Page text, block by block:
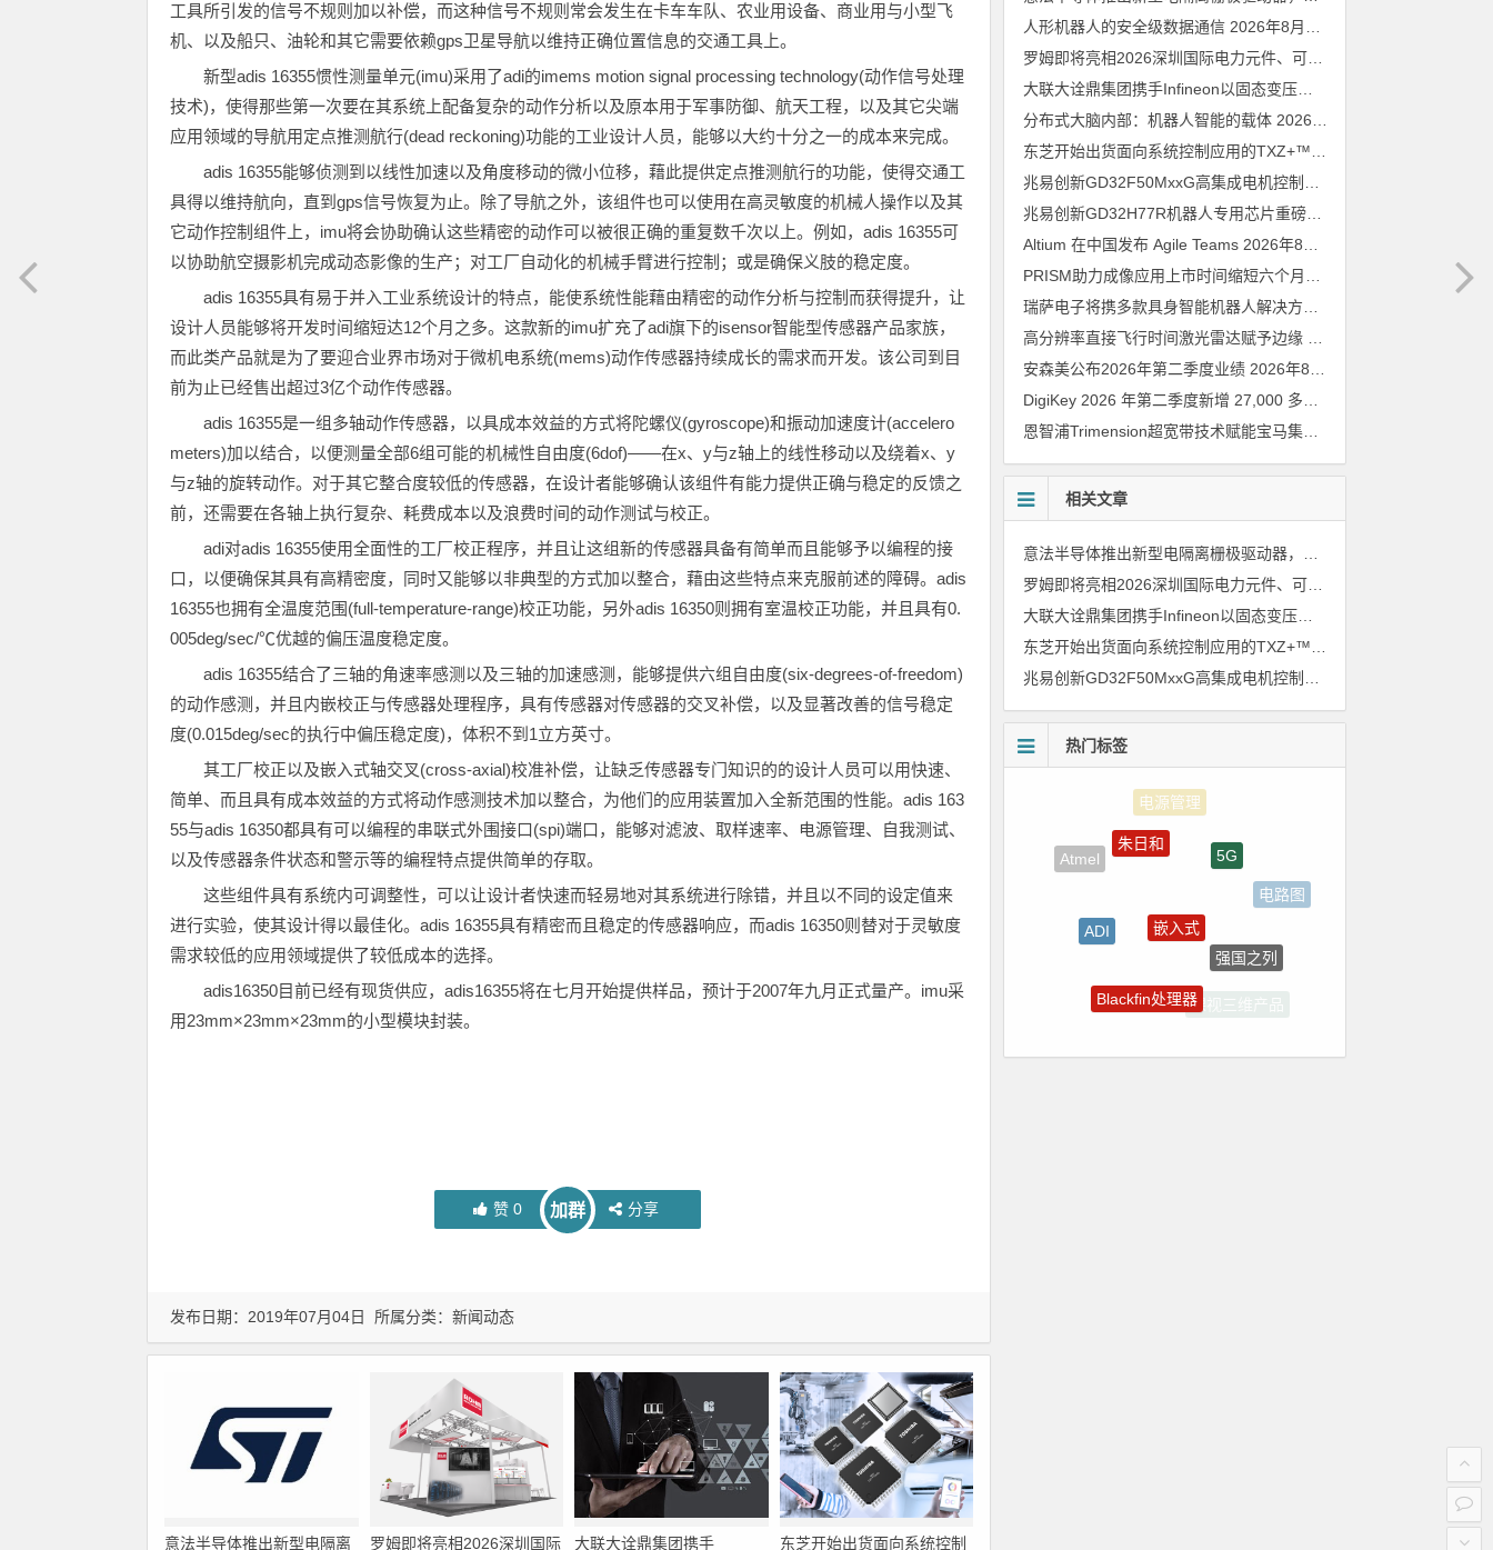
工具所引发的信号不规则加以补偿，而这种信号不规则常会发生在卡车车队、农业用设备、商业用与小型飞
机、以及船只、油轮和其它需要依赖gps卫星导航以维持正确位置信息的交通工具上。
新型adis 16355惯性测量单元(imu)采用了adi的imems motion signal processing technology(动作信号处理
技术)，使得那些第一次要在其系统上配备复杂的动作分析以及原本用于军事防御、航天工程，以及其它尖端
应用领域的导航用定点推测航行(dead reckoning)功能的工业设计人员，能够以大约十分之一的成本来完成。
adis 16355能够侦测到以线性加速以及角度移动的微小位移，藉此提供定点推测航行的功能，使得交通工
具得以维持航向，直到gps信号恢复为止。除了导航之外，该组件也可以使用在高灵敏度的机械人操作以及其
它动作控制组件上，imu将会协助确认这些精密的动作可以被很正确的重复数千次以上。例如，adis 16355可
以协助航空摄影机完成动态影像的生产；对工厂自动化的机械手臂进行控制；或是确保义肢的稳定度。
adis 16355具有易于并入工业系统设计的特点，能使系统性能藉由精密的动作分析与控制而获得提升，让
设计人员能够将开发时间缩短达12个月之多。这款新的imu扩充了adi旗下的isensor智能型传感器产品家族，
而此类产品就是为了要迎合业界市场对于微机电系统(mems)动作传感器持续成长的需求而开发。该公司到目
前为止已经售出超过3亿个动作传感器。
adis 16355是一组多轴动作传感器，以具成本效益的方式将陀螺仪(gyroscope)和振动加速度计(accelero
meters)加以结合，以便测量全部6组可能的机械性自由度(6dof)——在x、y与z轴上的线性移动以及绕着x、y
与z轴的旋转动作。对于其它整合度较低的传感器，在设计者能够确认该组件有能力提供正确与稳定的反馈之
前，还需要在各轴上执行复杂、耗费成本以及浪费时间的动作测试与校正。
adi对adis 16355使用全面性的工厂校正程序，并且让这组新的传感器具备有简单而且能够予以编程的接
口，以便确保其具有高精密度，同时又能够以非典型的方式加以整合，藉由这些特点来克服前述的障碍。adis
16355也拥有全温度范围(full-temperature-range)校正功能，另外adis 16350则拥有室温校正功能，并且具有0.
005deg/sec/℃优越的偏压温度稳定度。
adis 16355结合了三轴的角速率感测以及三轴的加速感测，能够提供六组自由度(six-degrees-of-freedom)
的动作感测，并且内嵌校正与传感器处理程序，具有传感器对传感器的交叉补偿，以及显著改善的信号稳定
度(0.015deg/sec的执行中偏压稳定度)，体积不到1立方英寸。
其工厂校正以及嵌入式轴交叉(cross-axial)校准补偿，让缺乏传感器专门知识的的设计人员可以用快速、
简单、而且具有成本效益的方式将动作感测技术加以整合，为他们的应用装置加入全新范围的性能。adis 163
55与adis 16350都具有可以编程的串联式外围接口(spi)端口，能够对滤波、取样速率、电源管理、自我测试、
以及传感器条件状态和警示等的编程特点提供简单的存取。
这些组件具有系统内可调整性，可以让设计者快速而轻易地对其系统进行除错，并且以不同的设定值来
进行实验，使其设计得以最佳化。adis 16355具有精密而且稳定的传感器响应，而adis 16350则替对于灵敏度
需求较低的应用领域提供了较低成本的选择。
adis16350目前已经有现货供应，adis16355将在七月开始提供样品，预计于2007年九月正式量产。imu采
用23mm×23mm×23mm的小型模块封装。
赞0 加群 分享
发布日期：2019年07月04日 所属分类： 新闻动态
意法半导体推出新型电隔离 罗姆即将亮相2026深圳国际 大联大诠鼎集团携手 东芝开始出货面向系统控制
人形机器人的安全级数据通信 2026年8月8日
罗姆即将亮相2026深圳国际电力元件、可再生能源管理展览会暨研讨会
大联大诠鼎集团携手Infineon以固态变压器重构配电效率新标杆
分布式大脑内部：机器人智能的载体 2026年8月6日
兆易创新GD32H77R机器人专用芯片重磅亮相，精准赋能伺服驱动与关节控制
Altium 在中国发布 Agile Teams 2026年8月6日
安森美公布2026年第二季度业绩 2026年8月6日
恩智浦Trimension超宽带技术赋能宝马集团Digital Key Plus及生命体存在检测功能
相关文章
罗姆即将亮相2026深圳国际电力元件、可再生能源管理展览会暨研讨会
大联大诠鼎集团携手Infineon以固态变压器重构配电效率新标杆
热门标签
Atmel
电路图
裸视三维产品